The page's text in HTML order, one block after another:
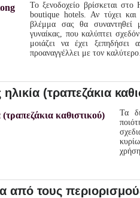
Το ξενοδοχείο βρίσκεται
boutique hotels. Αν τύχει
βλέμμα σας θα συναντηθεί
γυναίκας, που καλύπτει
μοιάζει να έχει ξεπηδήσει
προαναγγέλλει με τον
(τραπεζάκια
Τα
τους